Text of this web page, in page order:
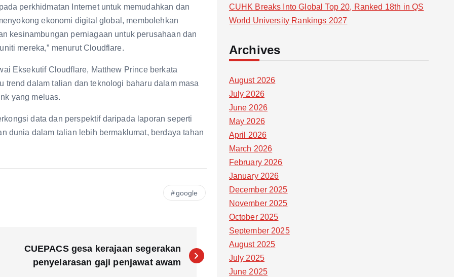
perkhidmatan Internet untuk memudahkan dan
ekonomi digital global, membolehkan
kesinambungan perniagaan untuk perusahaan dan
mereka,” menurut Cloudflare.
Eksekutif Cloudflare, Matthew Prince berkata
trend dalam talian dan teknologi baharu dalam masa
yang meluas.
data dan perspektif daripada laporan seperti
dunia dalam talian lebih bermaklumat, berdaya tahan
google
CUEPACS gesa kerajaan segerakan
penyelarasan gaji penjawat awam
CUHK Breaks Into Global Top 20, Ranked 18th in QS
World University Rankings 2027
Archives
August 2026
July 2026
June 2026
May 2026
April 2026
March 2026
February 2026
January 2026
December 2025
November 2025
October 2025
September 2025
August 2025
July 2025
June 2025